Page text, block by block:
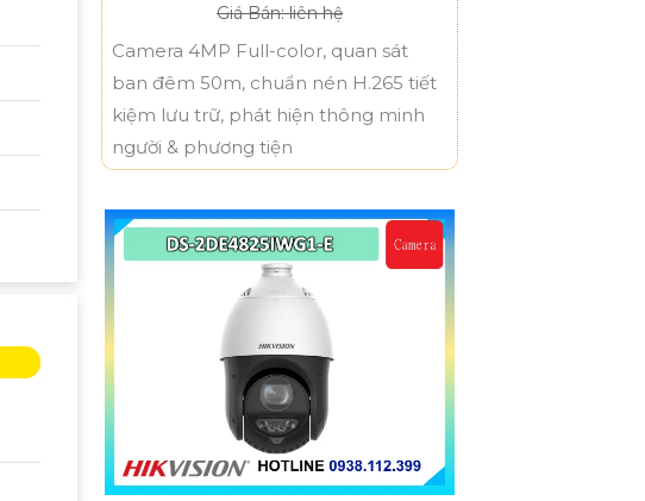
Giá Bán: liên hệ
Camera 4MP Full-color, quan sát
ban đêm 50m, chuẩn nén H.265 tiết
kiệm lưu trữ, phát hiện thông minh
người & phương tiện